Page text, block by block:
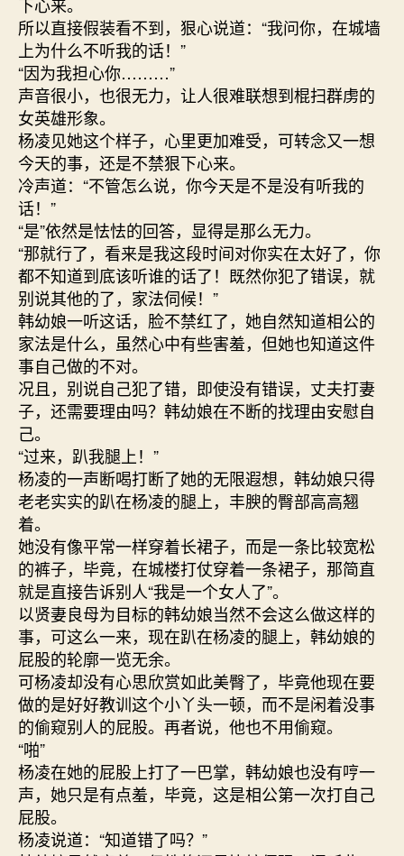
所以直接假装看不到，狠心说道：“我问你，在城墙
上为什么不听我的话！”
“因为我担心你………”
声音很小，也很无力，让人很难联想到棍扫群虏的
女英雄形象。
杨凌见她这个样子，心里更加难受，可转念又一想
今天的事，还是不禁狠下心来。
冷声道：“不管怎么说，你今天是不是没有听我的
话！”
“是”依然是怯怯的回答，显得是那么无力。
“那就行了，看来是我这段时间对你实在太好了，你
都不知道到底该听谁的话了！既然你犯了错误，就
别说其他的了，家法伺候！”
韩幼娘一听这话，脸不禁红了，她自然知道相公的
家法是什么，虽然心中有些害羞，但她也知道这件
事自己做的不对。
况且，别说自己犯了错，即使没有错误，丈夫打妻
子，还需要理由吗？韩幼娘在不断的找理由安慰自
己。
“过来，趴我腿上！”
杨凌的一声断喝打断了她的无限遐想，韩幼娘只得
老老实实的趴在杨凌的腿上，丰腴的臀部高高翘
着。
她没有像平常一样穿着长裙子，而是一条比较宽松
的裤子，毕竟，在城楼打仗穿着一条裙子，那简直
就是直接告诉别人“我是一个女人了”。
以贤妻良母为目标的韩幼娘当然不会这么做这样的
事，可这么一来，现在趴在杨凌的腿上，韩幼娘的
屁股的轮廓一览无余。
可杨凌却没有心思欣赏如此美臀了，毕竟他现在要
做的是好好教训这个小丫头一顿，而不是闲着没事
的偷窥别人的屁股。再者说，他也不用偷窥。
“啪”
杨凌在她的屁股上打了一巴掌，韩幼娘也没有哼一
声，她只是有点羞，毕竟，这是相公第一次打自己
屁股。
杨凌说道：“知道错了吗？”